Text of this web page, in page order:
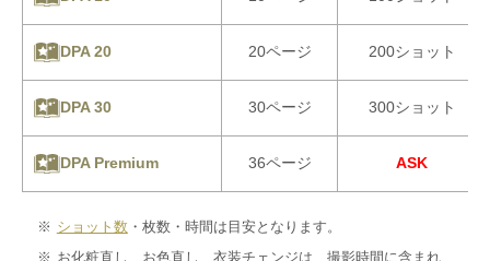
DPA 20 20ページ 200ショット
DPA 30 30ページ 300ショット
DPA Premium 36ページ ASK
ショット数 ・枚数・時間は目安となります。
お化粧直し、お色直し、衣装チェンジは、撮影時間に含まれ